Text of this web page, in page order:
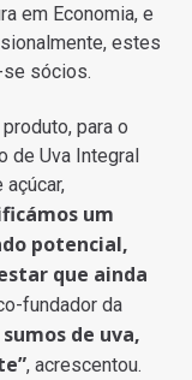
em Economia, e
estes
se sócios.
para o
de Uva Integral
açúcar,
um
potencial,
que ainda
fundador da
de uva,
, acrescentou.